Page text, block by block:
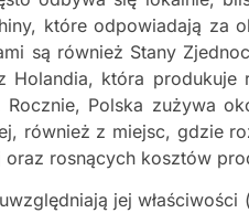
które odpowiadają za
są również Stany
Holandia, która
Polska zużywa
również z miejsc, gdzie
rosnących kosztów
jej